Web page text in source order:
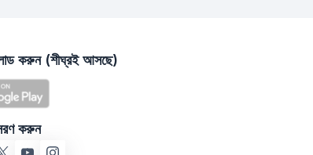
করুন (শীঘ্রই আসছে)
করুন